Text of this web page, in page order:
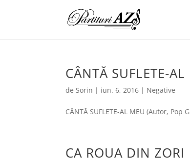
CÂNTĂ SUFLETE-
deSorin | iun. 6, 2016 | Negative
CÂNTĂ SUFLETE-AL MEU (Autor, Pop
CA ROUA DIN ZORI